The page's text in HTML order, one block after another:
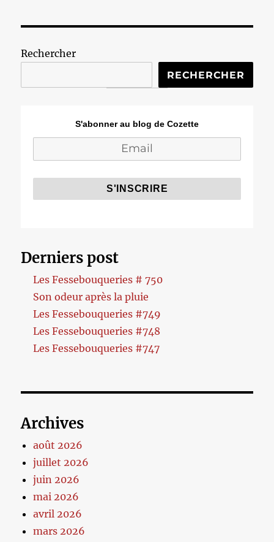
Rechercher
RECHERCHER
S'abonner au blog de Cozette
Derniers post
Les Fessebouqueries # 750
Son odeur après la pluie
Les Fessebouqueries #749
Les Fessebouqueries #748
Les Fessebouqueries #747
Archives
août 2026
juillet 2026
juin 2026
mai 2026
avril 2026
mars 2026